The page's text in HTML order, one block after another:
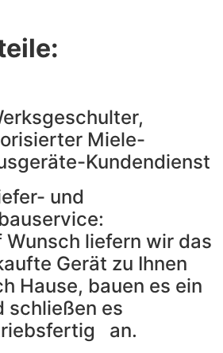
Miele-
Kundendienst
und
Wunsch liefern wir das
Gerät zu Ihnen
Hause, bauen es ein
schließen es
an.